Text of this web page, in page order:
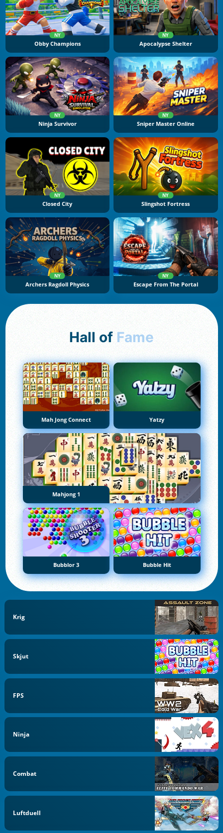
NY
Obby Champions
NY
Apocalypse Shelter
NY
Ninja Survivor
NY
Sniper Master Online
NY
Closed City
NY
Slingshot Fortress
NY
Archers Ragdoll Physics
NY
Escape From The Portal
Hall of Fame
Mah Jong Connect Yatzy
Mahjong 1
Bubblor 3 Bubble Hit
Krig
Skjut
FPS
Ninja
Combat
Luftduell